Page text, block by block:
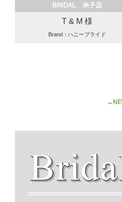
BRIDAL 米子店
T & M 様
Brand：ハニーブライド